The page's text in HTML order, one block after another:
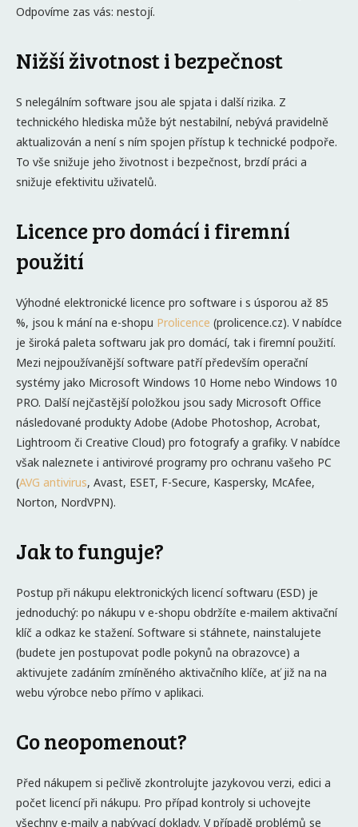
Odpovíme zas vás: nestojí.
Nižší životnost i bezpečnost
S nelegálním software jsou ale spjata i další rizika. Z
technického hlediska může být nestabilní, nebývá pravidelně
aktualizován a není s ním spojen přístup k technické podpoře.
To vše snižuje jeho životnost i bezpečnost, brzdí práci a
snižuje efektivitu uživatelů.
Licence pro domácí i firemní
použití
Výhodné elektronické licence pro software i s úsporou až 85
%, jsou k mání na e-shopu Prolicence (prolicence.cz). V nabídce
je široká paleta softwaru jak pro domácí, tak i firemní použití.
Mezi nejpoužívanější software patří především operační
systémy jako Microsoft Windows 10 Home nebo Windows 10
PRO. Další nejčastější položkou jsou sady Microsoft Office
následované produkty Adobe (Adobe Photoshop, Acrobat,
Lightroom či Creative Cloud) pro fotografy a grafiky. V nabídce
však naleznete i antivirové programy pro ochranu vašeho PC
(AVG antivirus, Avast, ESET, F-Secure, Kaspersky, McAfee,
Norton, NordVPN).
Jak to funguje?
Postup při nákupu elektronických licencí softwaru (ESD) je
jednoduchý: po nákupu v e-shopu obdržíte e-mailem aktivační
klíč a odkaz ke stažení. Software si stáhnete, nainstalujete
(budete jen postupovat podle pokynů na obrazovce) a
aktivujete zadáním zmíněného aktivačního klíče, ať již na na
webu výrobce nebo přímo v aplikaci.
Co neopomenout?
Před nákupem si pečlivě zkontrolujte jazykovou verzi, edici a
počet licencí při nákupu. Pro případ kontroly si uchovejte
všechny e-maily a nabývací doklady. V případě problémů se